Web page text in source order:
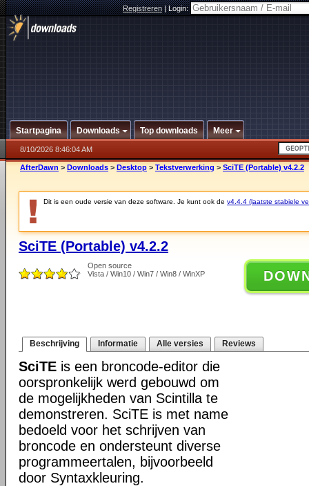
Registreren|Login:
Startpagina Downloads Top downloads Meer
8/10/2026 8:46:04 AM
AfterDawn > Downloads > Desktop > Tekstverwerking > SciTE (Portable) v4.2.2
Dit is een oude versie van deze software. Je kunt ook de v4.4.4 (laatste stabiele
SciTE (Portable) v4.2.2
Open source
Vista / Win10 / Win7 / Win8 / WinXP
Beschrijving Informatie Alle versies Reviews
SciTE is een broncode-editor die
oorspronkelijk werd gebouwd om
de mogelijkheden van Scintilla te
demonstreren. SciTE is met name
bedoeld voor het schrijven van
broncode en ondersteunt diverse
programmeertalen, bijvoorbeeld
door Syntaxkleuring.